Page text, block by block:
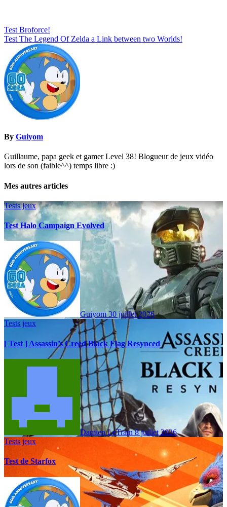
Navigation
de
l’article
Test Broforce!
Test The Legend Of Zelda a Link between two Worlds!
By Guiyom
Guillaume, papa geek et gamer Level 38! Blogueur de jeux vidéo
lors de son (faible^^) temps libre :)
Mes autres articles
Tests jeux
Test Halo Campaign Evolved
Guiyom30 juillet 2026
Tests jeux
[ Test ] Assassin’s Creed Black Flag Resynced
Damien LeTrain8 juillet 2026
Tests jeux
Test de Starfox